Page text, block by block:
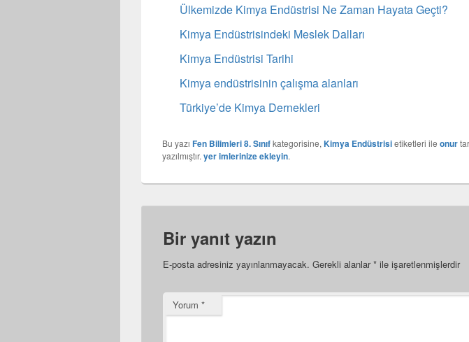
Ülkemizde Kimya Endüstrisi Ne Zaman Hayata Geçti?
Kimya Endüstrisindeki Meslek Dalları
Kimya Endüstrisi Tarihi
Kimya endüstrisinin çalışma alanları
Türkiye’de Kimya Dernekleri
Bu yazı Fen Bilimleri 8. Sınıfkategorisine, Kimya Endüstrisietiketleri ile onur
yazılmıştır. yer imlerinize ekleyin.
Bir yanıt yazın
E-posta adresiniz yayınlanmayacak. Gerekli alanlar* ile işaretlenmişlerdir
Yorum *